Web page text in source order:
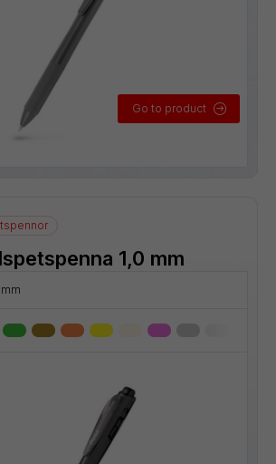
Go to product
1,0 mm